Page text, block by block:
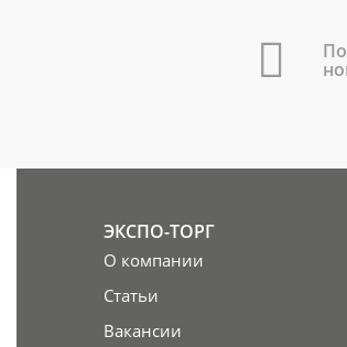
ЭКСПО-ТОРГ
О компании
Статьи
Вакансии